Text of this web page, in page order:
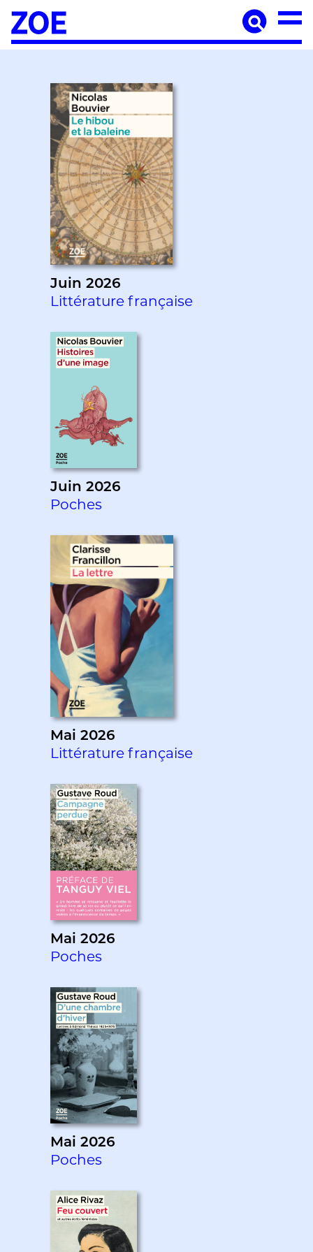
Accueil
À paraître
Auteur·ices
Agenda
Les éditions Zoé
Diffusion
Médiation culturelle
Manuscrits
Foreign rights
Contact
Mentions légales
Newsletter
Juin 2026
Littérature française
Juin 2026
Poches
Mai 2026
Littérature française
Mai 2026
Poches
Mai 2026
Poches